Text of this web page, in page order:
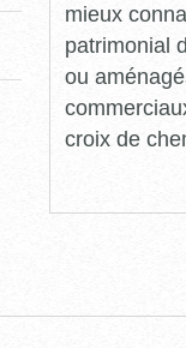
mieux
patrimonial
ou
croix de